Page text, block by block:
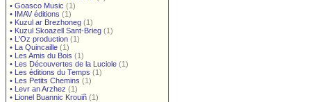
• Goasco Music (1)
• IMAV éditions (1)
• Kuzul ar Brezhoneg (1)
• Kuzul Skoazell Sant-Brieg (1)
• L'Oz production (1)
• La Quincaille (1)
• Les Amis du Bois (1)
• Les Découvertes de la Luciole (1)
• Les éditions du Temps (1)
• Les Petits Chemins (1)
• Levr an Arzhez (1)
• Lionel Buannic Krouiñ (1)